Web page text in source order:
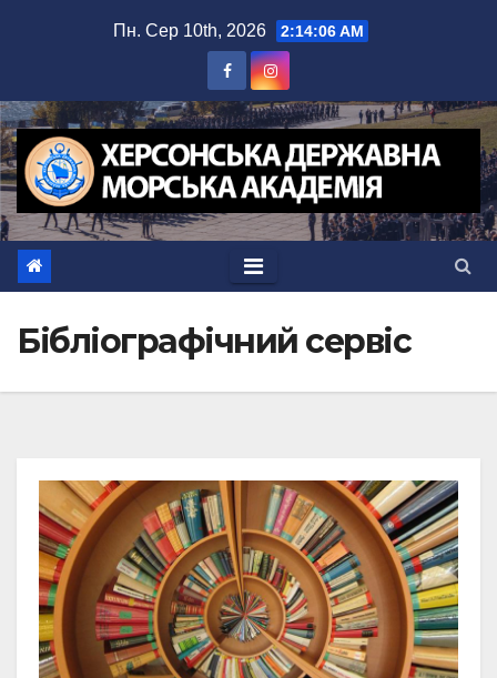
Пн. Сер 10th, 2026 2:14:06 AM
Бібліографічний сервіс